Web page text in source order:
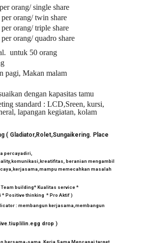
orang/ single share
orang/ twin share
orang/ triple share
orang/ quadro share
untuk 50 orang
pagi, Makan malam
dengan kapasitas tamu
standard : LCD,Sreen, kursi,
lapangan kegiatan, kolam
( Gladiator,Rolet,Sungaikering. Place
)
percayadiri,
beranian mengambil
memecahkan masalah
kemimpinan.
Team building* Kualitas service *
* Positive thinking * Pro Aktif )
: membangun kerjasama,membangun
drop )